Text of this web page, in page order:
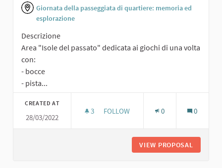
Giornata della passeggiata di quartiere: memoria ed
esplorazione
Descrizione
Area "Isole del passato" dedicata ai giochi di una volta
con:
- bocce
- pista...
CREATED AT
28/03/2022
3 3 FOLLOWERS
FOLLOW 0 0
VIEW PROPOSAL